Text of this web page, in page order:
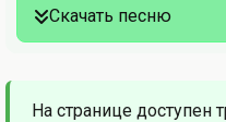
Скачать песню
На странице доступен